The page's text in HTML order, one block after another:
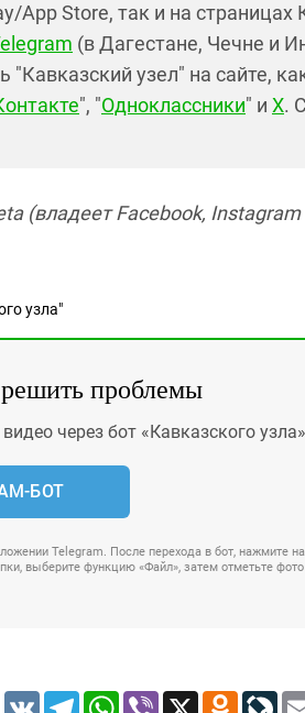
App Store, так и на страницах
(в Дагестане, Чечне и
узел" на сайте,
", "Одноклассники" и X.
(владеет Facebook,
узла"
проблемы
через бот «Кавказского
БОТ
Telegram. После перехода в бот, нажмите
выберите функцию «Файл», затем отметьте
VK TelegramWhatsApp
Viber X